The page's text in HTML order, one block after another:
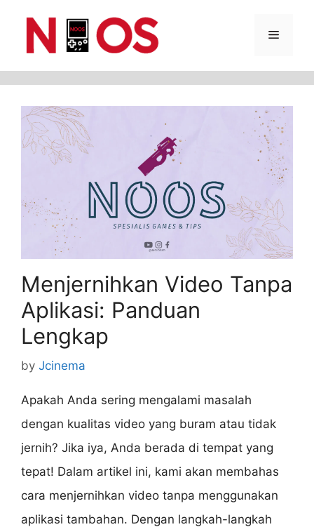
Menu
Menjernihkan Video Tanpa
Aplikasi: Panduan
Lengkap
by Jcinema
Apakah Anda sering mengalami masalah
dengan kualitas video yang buram atau tidak
jernih? Jika iya, Anda berada di tempat yang
tepat! Dalam artikel ini, kami akan membahas
cara menjernihkan video tanpa menggunakan
aplikasi tambahan. Dengan langkah-langkah